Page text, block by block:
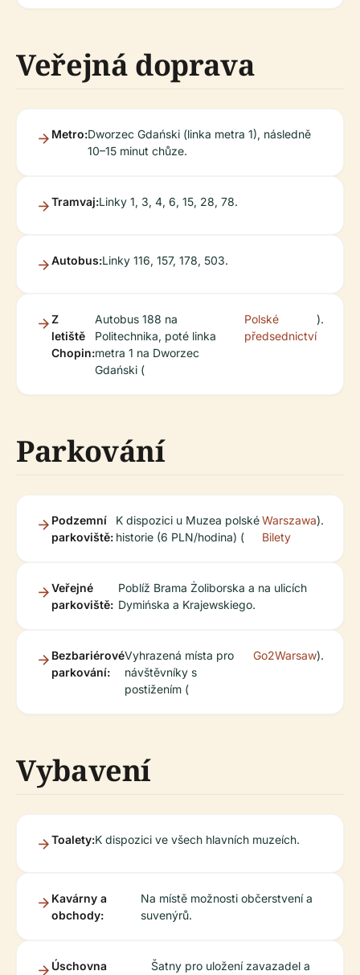
Veřejná doprava
Metro:Dworzec Gdański (linka metra 1), následně
10–15 minut chůze.
Tramvaj:Linky 1, 3, 4, 6, 15, 28, 78.
Autobus:Linky 116, 157, 178, 503.
Z
letiště
Chopin:
Autobus 188 na
Politechnika, poté linka
metra 1 na Dworzec
Gdański (
Polské
předsednictví
).
Parkování
Podzemní
parkoviště:
K dispozici u Muzea polské
historie (6 PLN/hodina) (
Warszawa
Bilety
).
Veřejné
parkoviště:
Poblíž Brama Żoliborska a na ulicích
Dymińska a Krajewskiego.
Bezbariérové
parkování:
Vyhrazená místa pro
návštěvníky s
postižením (
Go2Warsaw).
Vybavení
Toalety:K dispozici ve všech hlavních muzeích.
Kavárny a
obchody:
Na místě možnosti občerstvení a
suvenýrů.
Úschovna
Šatny pro uložení zavazadel a